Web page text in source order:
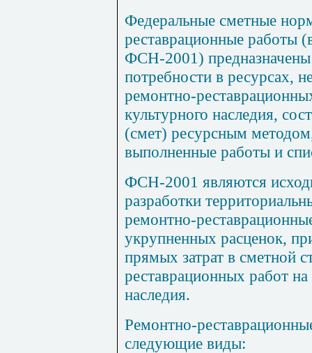
Федеральные сметные
реставрационные работы
ФСН-2001) предназначены
потребности в ресурсах,
ремонтно-реставрационны
культурного наследия,
(смет) ресурсным
выполненные работы и
ФСН-2001 являются
разработки
ремонтно-
укрупненных расценок,
прямых затрат в сметной
реставрационных работ на
наследия.
Ремонтно-
следующие виды: